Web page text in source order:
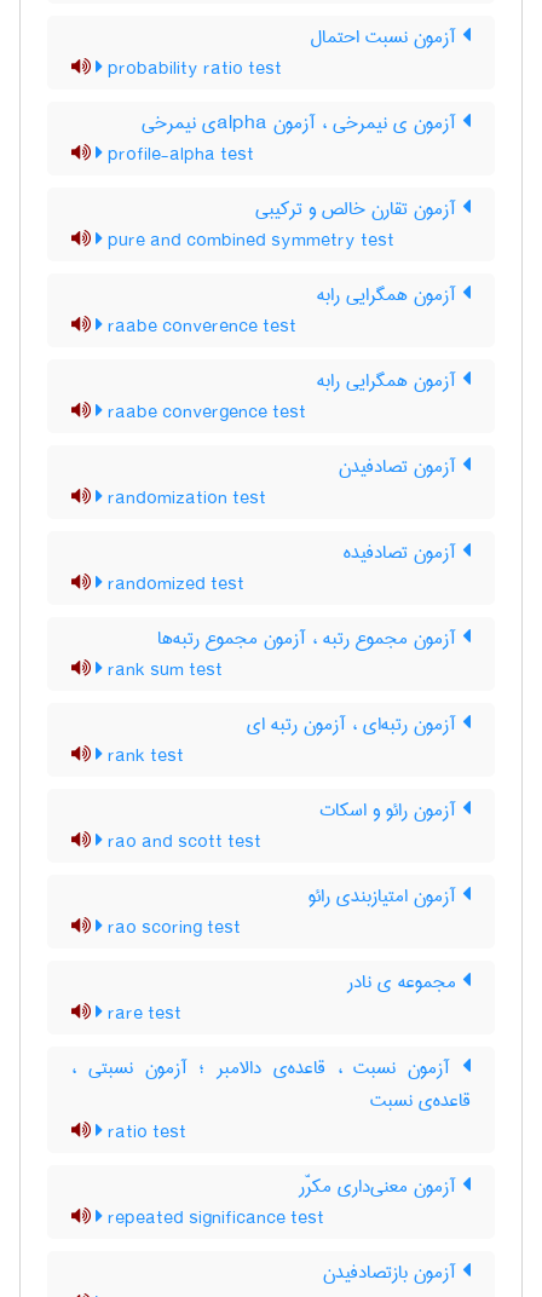
آزمون نسبت احتمال
probability ratio test
آزمون ی نیمرخی ، آزمون ‌a‌l‌p‌h‌aی نیمرخی
profile-alpha test
آزمون تقارن خالص و ترکیبی
pure and combined symmetry test
آزمون همگرایی رابه
raabe converence test
آزمون همگرایی رابه
raabe convergence test
آزمون تصادفیدن
randomization test
آزمون تصادفیده
randomized test
آزمون مجموع رتبه ، آزمون مجموع رتبه‌ها
rank sum test
آزمون رتبه‌ای ، آزمون رتبه ای
rank test
آزمون رائو و اسکات
rao and scott test
آزمون امتیازبندی رائو
rao scoring test
مجموعه ی نادر
rare test
آزمون نسبت ، قاعده‌ی دالامبر ؛ آزمون نسبتی ،
قاعده‌ی نسبت
ratio test
آزمون معنی‌داری مکرّر
repeated significance test
آزمون بازتصادفیدن